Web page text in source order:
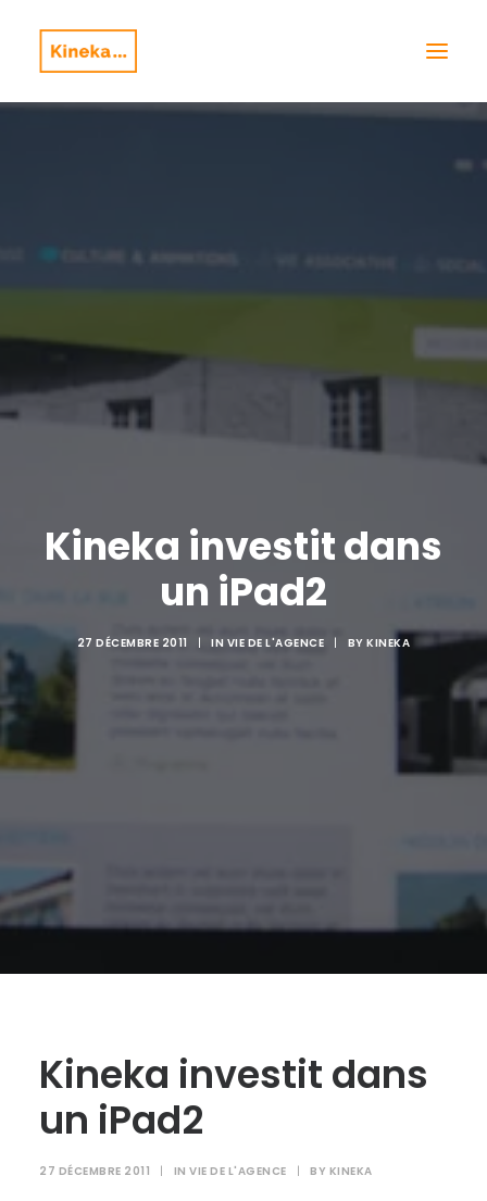
Kineka investit dans
un iPad2
27 DÉCEMBRE 2011 | IN VIE DE L'AGENCE | BYKINEKA
Kineka investit dans
un iPad2
27 DÉCEMBRE 2011 | IN VIE DE L'AGENCE | BY KINEKA